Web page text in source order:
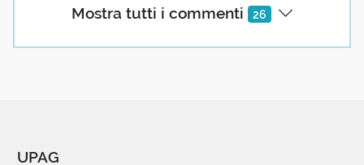
Mostra tutti i commenti 26
6 reazioni
UPAG